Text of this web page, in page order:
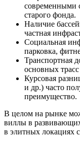
современными
старого фонда.
Наличие
частная
Социальная
парковка,
Транспортная
основных
Курсовая
и др.) часто
преимущество.
В целом на рынке
виллы в
в элитных локациях